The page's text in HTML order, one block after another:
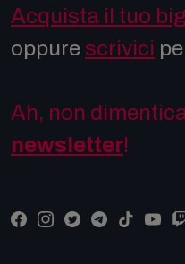
Acquista il tuo
oppure scrivici
Ah, non
newsletter!